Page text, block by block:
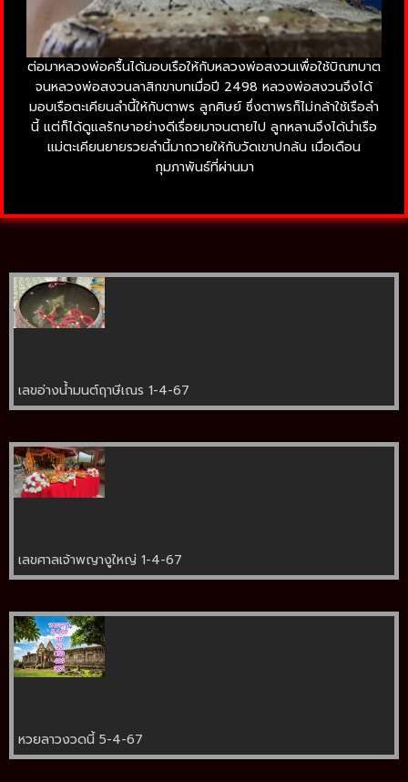
ต่อมาหลวงพ่อครื้นได้มอบเรือให้กับหลวงพ่อสงวนเพื่อใช้บิณฑบาต
จนหลวงพ่อสงวนลาสิกขาบทเมื่อปี 2498 หลวงพ่อสงวนจึงได้
มอบเรือตะเคียนลำนี้ให้กับตาพร ลูกศิษย์ ซึ่งตาพรก็ไม่กล้าใช้เรือลำ
นี้ แต่ก็ได้ดูแลรักษาอย่างดีเรื่อยมาจนตายไป ลูกหลานจึงได้นำเรือ
แม่ตะเคียนยายรวยลำนี้มาถวายให้กับวัดเขาปกล้น เมื่อเดือน
กุมภาพันธ์ที่ผ่านมา
เลขอ่างน้ำมนต์ฤาษีเณร 1-4-67
เลขศาลเจ้าพญางูใหญ่ 1-4-67
หวยลาวงวดนี้ 5-4-67